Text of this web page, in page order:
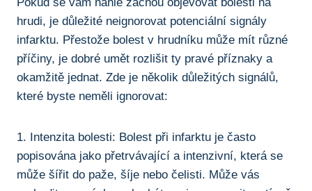
Pokud se vám náhle začnou objevovat bolesti na
hrudi,⁤ je⁣ důležité neignorovat potenciální signály
infarktu. Přestože bolest v hrudníku ​může mít různé
příčiny, je dobré umět rozlišit ty pravé příznaky a
okamžitě jednat. Zde je několik důležitých ⁤signálů,​
které byste neměli ignorovat:
1. Intenzita bolesti: Bolest ‌při infarktu je často
popisována ​jako přetrvávající ‌a intenzivní, která se
může ‌šířit do paže, šíje nebo čelisti. Může vás